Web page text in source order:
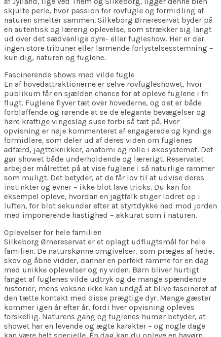
skjulte perle, hvor passion for rovfugle og formidling af
naturen smelter sammen. Silkeborg Ørnereservat byder på
en autentisk og lærerig oplevelse, som strækker sig langt
ud over det sædvanlige dyre- eller fugleshow. Her er der
ingen store tribuner eller larmende forlystelsesstemning –
kun dig, naturen og fuglene.
Fascinerende shows med vilde fugle
En af hovedattraktionerne er selve rovfugleshowet, hvor
publikum får en sjælden chance for at opleve fuglene i fri
flugt. Fuglene flyver tæt over hovederne, og det er både
forbløffende og rørende at se de elegante bevægelser og
høre kraftige vingeslag suse forbi så tæt på. Hver
opvisning er nøje kommenteret af engagerede og kyndige
formidlere, som deler ud af deres viden om fuglenes
adfærd, jagtteknikker, anatomi og rolle i økosystemet. Det
gør showet både underholdende og lærerigt. Reservatet
arbejder målrettet på at vise fuglene i så naturlige rammer
som muligt. Det betyder, at de får lov til at udvise deres
instinkter og evner – ikke blot lave tricks. Du kan for
eksempel opleve, hvordan en jagtfalk stiger lodret op i
luften, for blot sekunder efter at styrtdykke ned mod jorden
med imponerende hastighed – akkurat som i naturen.
Oplevelser for hele familien
Silkeborg Ørnereservat er et oplagt udflugtsmål for hele
familien. De naturskønne omgivelser, som præges af hede,
skov og åbne vidder, danner en perfekt ramme for en dag
med unikke oplevelser og ny viden. Børn bliver hurtigt
fanget af fuglenes vilde udtryk og de mange spændende
historier, mens voksne ikke kan undgå at blive fascineret af
den tætte kontakt med disse prægtige dyr. Mange gæster
kommer igen år efter år, fordi hver opvisning opleves
forskellig. Naturens gang og fuglenes humør betyder, at
showet har en levende og ægte karakter – og nogle dage